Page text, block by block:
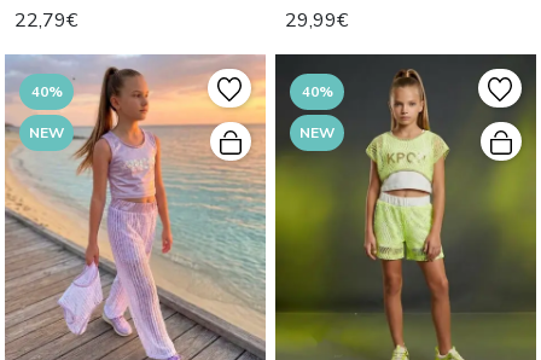
22,79€ 29,99€
40%
NEW
40%
NEW